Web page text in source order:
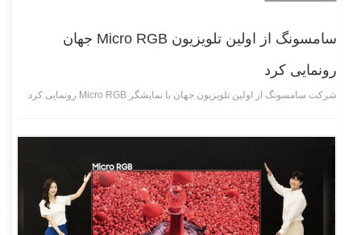
سامسونگ از اولین تلویزیون Micro RGB جهان
رونمایی کرد
شرکت سامسونگ از اولین تلویزیون جهان با نمایشگر Micro RGB رونمایی کرد.